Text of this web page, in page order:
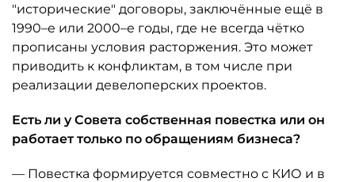
"исторические" договоры, заключённые ещё в
1990–е или 2000–е годы, где не всегда чётко
прописаны условия расторжения. Это может
приводить к конфликтам, в том числе при
реализации девелоперских проектов.
Есть ли у Совета собственная повестка или он
работает только по обращениям бизнеса?
— Повестка формируется совместно с КИО и в